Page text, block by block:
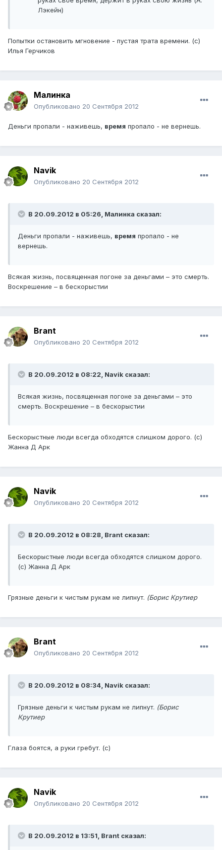
Лэкейн)
Попытки остановить мгновение - пустая трата времени. (с)
Илья Герчиков
Малинка
Опубликовано 20 Сентября 2012
Деньги пропали - наживешь, время пропало - не вернешь.
Navik
Опубликовано 20 Сентября 2012
В 20.09.2012 в 05:26, Малинка сказал:
Деньги пропали - наживешь, время пропало - не
вернешь.
Всякая жизнь, посвященная погоне за деньгами – это смерть.
Воскрешение – в бескорыстии
Brant
Опубликовано 20 Сентября 2012
В 20.09.2012 в 08:22, Navik сказал:
Всякая жизнь, посвященная погоне за деньгами – это
смерть. Воскрешение – в бескорыстии
Бескорыстные люди всегда обходятся слишком дорого. (с)
Жанна Д Арк
Navik
Опубликовано 20 Сентября 2012
В 20.09.2012 в 08:28, Brant сказал:
Бескорыстные люди всегда обходятся слишком дорого.
(с) Жанна Д Арк
Грязные деньги к чистым рукам не липнут. (Борис Крутиер
Brant
Опубликовано 20 Сентября 2012
В 20.09.2012 в 08:34, Navik сказал:
Грязные деньги к чистым рукам не липнут. (Борис
Крутиер
Глаза боятся, а руки гребут. (с)
Navik
Опубликовано 20 Сентября 2012
В 20.09.2012 в 13:51, Brant сказал: